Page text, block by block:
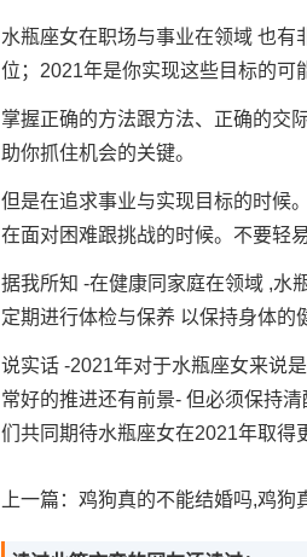
水瓶座女在职场与事业在领域 也
位；2021年是你实现这些目标的可
掌握正确的方法跟方法、正确的交
助你抓住机会的关键。
但是在追求事业与实现目标的时候
在面对困难跟挑战的时候。不要轻
据我所知 -在健康同家庭在领域 ,水
定期进行体检与保养 以保持身体的
说实话 -2021年对于水瓶座女来说
常好的推进还有前景- 但必须保持
们共同期待水瓶座女在2021年取得
上一篇： 鸡狗真的不能结婚吗,鸡狗真的不